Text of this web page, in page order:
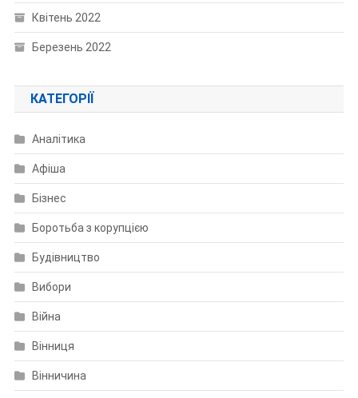
Квітень 2022
Березень 2022
КАТЕГОРІЇ
Аналітика
Афіша
Бізнес
Боротьба з корупцією
Будівництво
Вибори
Війна
Вінниця
Вінничина